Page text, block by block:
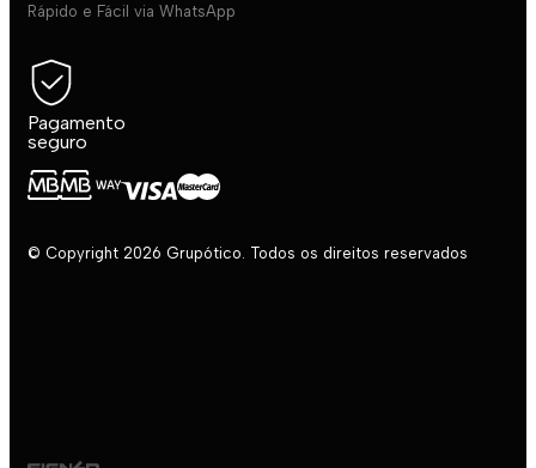
Rápido e Fácil via WhatsApp
Pagamento
seguro
© Copyright 2026 Grupótico. Todos os direitos reservados